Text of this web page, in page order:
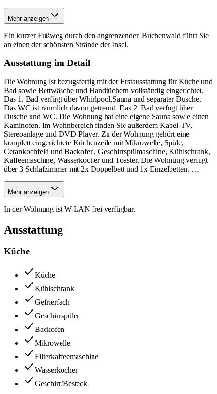
Mehr anzeigen
Ein kurzer Fußweg durch den angrenzenden Buchenwald führt Sie
an einen der schönsten Strände der Insel.
Ausstattung im Detail
Die Wohnung ist bezugsfertig mit der Erstausstattung für Küche und
Bad sowie Bettwäsche und Handtüchern vollständig eingerichtet.
Das 1. Bad verfügt über Whirlpool,Sauna und separater Dusche.
Das WC ist räumlich davon getrennt. Das 2. Bad verfügt über
Dusche und WC. Die Wohnung hat eine eigene Sauna sowie einen
Kaminofen. Im Wohnbereich finden Sie außerdem Kabel-TV,
Stereoanlage und DVD-Player. Zu der Wohnung gehört eine
komplett eingerichtete Küchenzeile mit Mikrowelle, Spüle,
Cerankochfeld und Backofen, Geschirrspülmaschine, Kühlschrank,
Kaffeemaschine, Wasserkocher und Toaster. Die Wohnung verfügt
über 3 Schlafzimmer mit 2x Doppelbett und 1x Einzelbetten. …
Mehr anzeigen
In der Wohnung ist W-LAN frei verfügbar.
Ausstattung
Küche
Küche
Kühlschrank
Gefrierfach
Geschirrspüler
Backofen
Mikrowelle
Filterkaffeemaschine
Wasserkocher
Geschirr/Besteck